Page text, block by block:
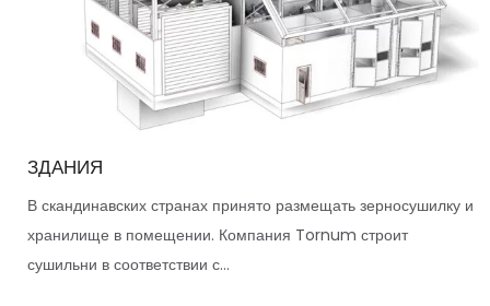
ЗДАНИЯ
В скандинавских странах принято размещать зерносушилку и
хранилище в помещении. Компания Tornum строит
сушильни в соответствии с...